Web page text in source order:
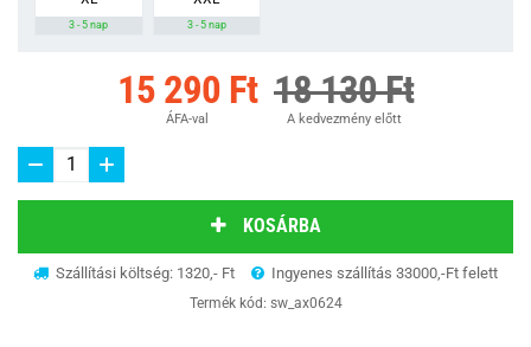
3 - 5 nap 3 - 5 nap
15 290 Ft
ÁFA-val
18 130 Ft
A kedvezmény előtt
KOSÁRBA
Szállítási költség: 1320,- Ft Ingyenes szállítás 33000,-Ft felett
Termék kód: sw_ax0624